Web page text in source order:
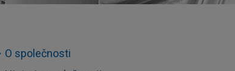
O společnosti